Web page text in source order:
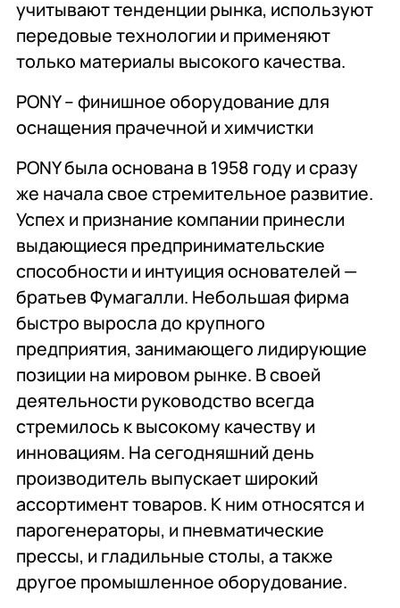
учитывают тенденции рынка, используют
передовые технологии и применяют
только материалы высокого качества.
PONY – финишное оборудование для
оснащения прачечной и химчистки
PONY была основана в 1958 году и сразу
же начала свое стремительное развитие.
Успех и признание компании принесли
выдающиеся предпринимательские
способности и интуиция основателей —
братьев Фумагалли. Небольшая фирма
быстро выросла до крупного
предприятия, занимающего лидирующие
позиции на мировом рынке. В своей
деятельности руководство всегда
стремилось к высокому качеству и
инновациям. На сегодняшний день
производитель выпускает широкий
ассортимент товаров. К ним относятся и
парогенераторы, и пневматические
прессы, и гладильные столы, а также
другое промышленное оборудование.